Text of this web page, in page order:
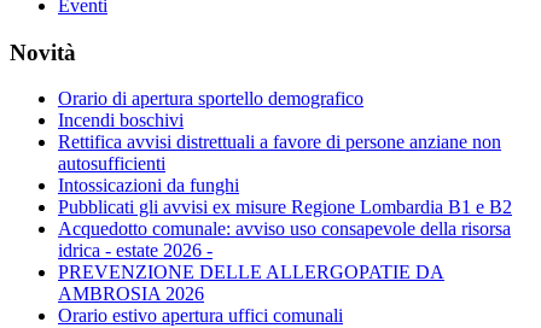
Eventi
Novità
Orario di apertura sportello demografico
Incendi boschivi
Rettifica avvisi distrettuali a favore di persone anziane non
autosufficienti
Intossicazioni da funghi
Pubblicati gli avvisi ex misure Regione Lombardia B1 e B2
Acquedotto comunale: avviso uso consapevole della risorsa
idrica - estate 2026 -
PREVENZIONE DELLE ALLERGOPATIE DA
AMBROSIA 2026
Orario estivo apertura uffici comunali